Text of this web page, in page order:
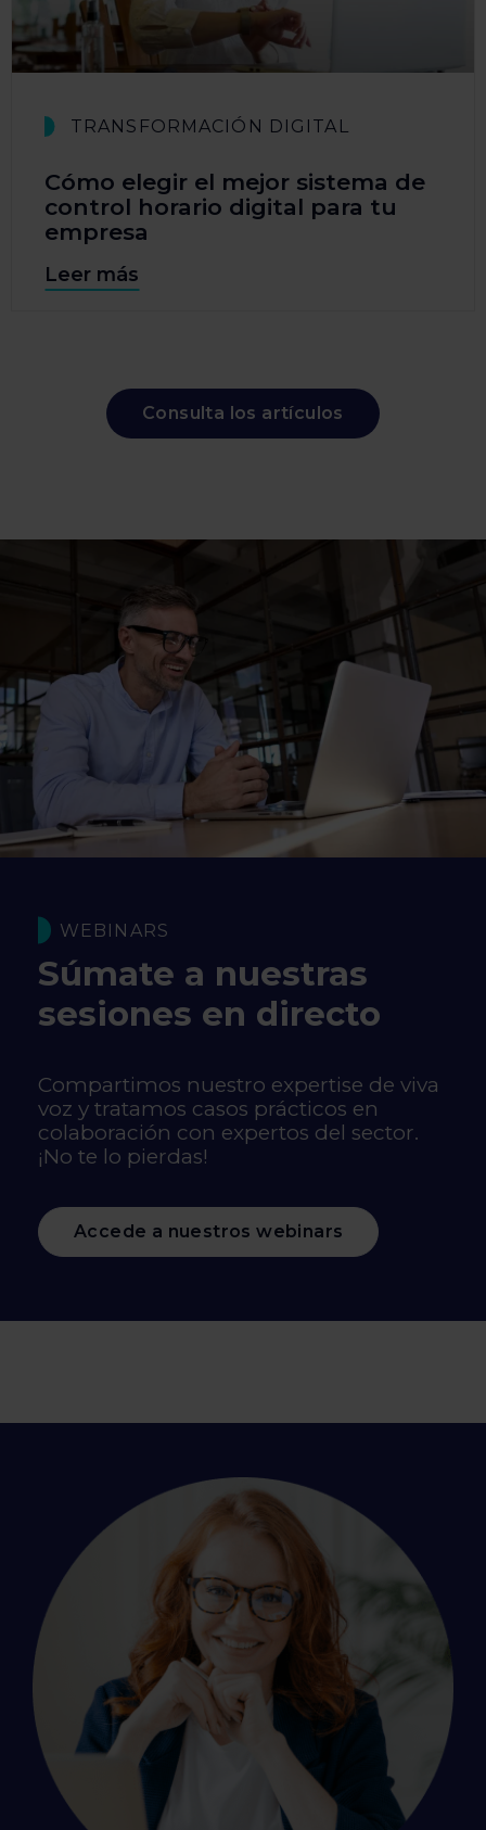
TRANSFORMACIÓN DIGITAL
Cómo elegir el mejor sistema de
control horario digital para tu
empresa
Leer más
Consulta los artículos
WEBINARS
Súmate a nuestras
sesiones en directo
Compartimos nuestro expertise de viva
voz y tratamos casos prácticos en
colaboración con expertos del sector.
¡No te lo pierdas!
Accede a nuestros webinars